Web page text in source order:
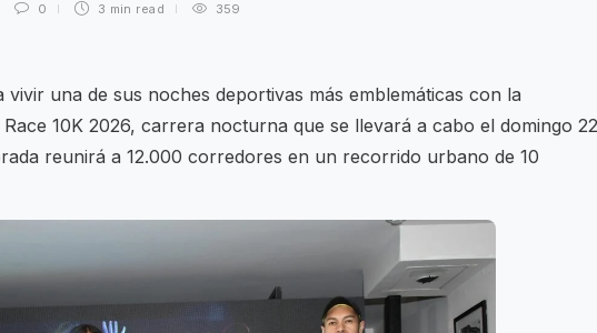
0 3 min read 359
vivir una de sus noches deportivas más emblemáticas con la
10K 2026, carrera nocturna que se llevará a cabo el domingo 22
reunirá a 12.000 corredores en un recorrido urbano de 10